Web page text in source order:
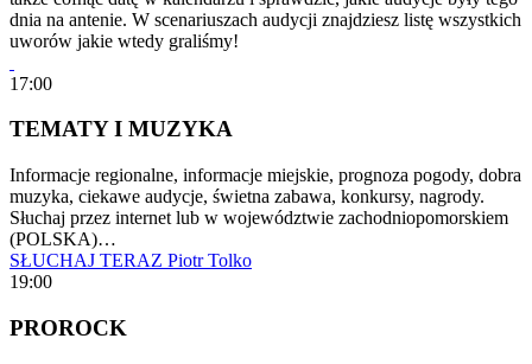
dnia na antenie. W scenariuszach audycji znajdziesz listę wszystkich
uworów jakie wtedy graliśmy!
17:00
TEMATY I MUZYKA
Informacje regionalne, informacje miejskie, prognoza pogody, dobra
muzyka, ciekawe audycje, świetna zabawa, konkursy, nagrody.
Słuchaj przez internet lub w województwie zachodniopomorskiem
(POLSKA)…
SŁUCHAJ TERAZ Piotr Tolko
19:00
PROROCK